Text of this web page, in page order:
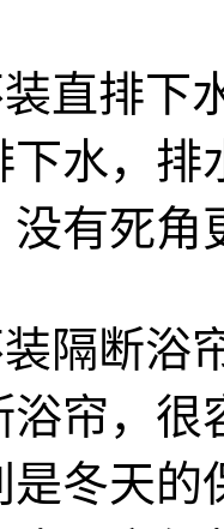
直排下
下水，排
没有死角
隔断浴
浴帘，很
是冬天的